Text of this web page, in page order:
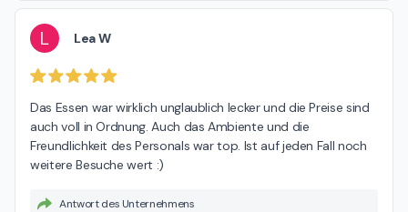
L Lea W
Das Essen war wirklich unglaublich lecker und die Preise sind
auch voll in Ordnung. Auch das Ambiente und die
Freundlichkeit des Personals war top. Ist auf jeden Fall noch
weitere Besuche wert :)
Antwort des Unternehmens